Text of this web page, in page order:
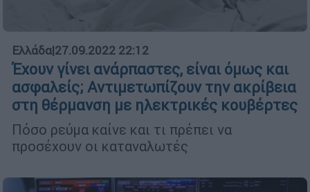
Ελλάδα|27.09.2022 22:12
Έχουν γίνει ανάρπαστες, είναι όμως και
ασφαλείς; Αντιμετωπίζουν την ακρίβεια
στη θέρμανση με ηλεκτρικές κουβέρτες
Πόσο ρεύμα καίνε και τι πρέπει να
προσέχουν οι καταναλωτές